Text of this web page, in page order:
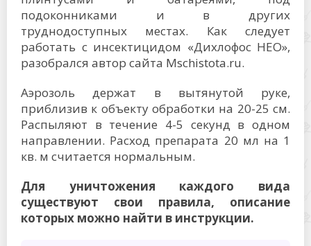
подоконниками и в других
труднодоступных местах. Как следует
работать с инсектицидом «Дихлофос НЕО»,
разобрался автор сайта Mschistota.ru.
Аэрозоль держат в вытянутой руке,
приблизив к объекту обработки на 20-25 см.
Распыляют в течение 4-5 секунд в одном
направлении. Расход препарата 20 мл на 1
кв. м считается нормальным.
Для уничтожения каждого вида
существуют свои правила, описание
которых можно найти в инструкции.